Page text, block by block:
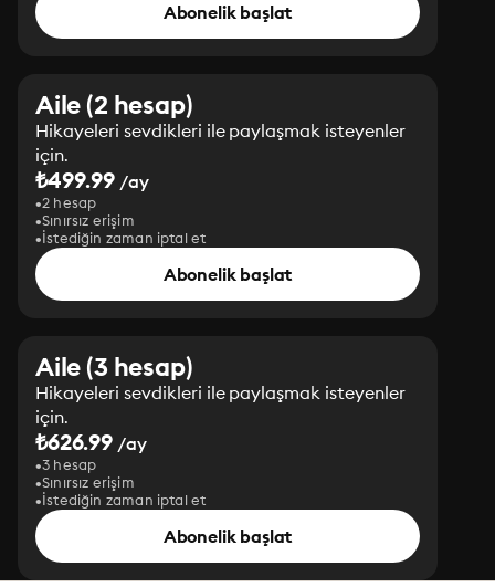
Abonelik başlat
Aile (2 hesap)
Hikayeleri sevdikleri ile paylaşmak isteyenler
için.
₺499.99 /ay
2 hesap
Sınırsız erişim
İstediğin zaman iptal et
Abonelik başlat
Aile (3 hesap)
Hikayeleri sevdikleri ile paylaşmak isteyenler
için.
₺626.99 /ay
3 hesap
Sınırsız erişim
İstediğin zaman iptal et
Abonelik başlat